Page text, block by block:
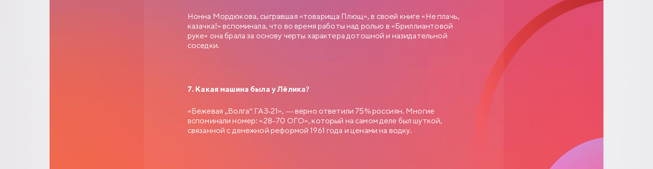
Нонна Мордюкова, сыгравшая «товарища Плющ», в своей книге «Не плачь,
казачка!» вспоминала, что во время работы над ролью в «Бриллиантовой
руке» она брала за основу черты характера дотошной и назидательной
соседки.
7. Какая машина была у Лёлика?
«Бежевая „Волга“ ГАЗ-21», — верно ответили 75% россиян. Многие
вспоминали номер: «28–70 ОГО», который на самом деле был шуткой,
связанной с денежной реформой 1961 года и ценами на водку.